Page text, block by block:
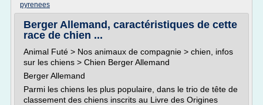
pyrenees
Berger Allemand, caractéristiques de cette
race de chien ...
Animal Futé > Nos animaux de compagnie > chien, infos
sur les chiens > Chien Berger Allemand
Berger Allemand
Parmi les chiens les plus populaire, dans le trio de tête de
classement des chiens inscrits au Livre des Origines